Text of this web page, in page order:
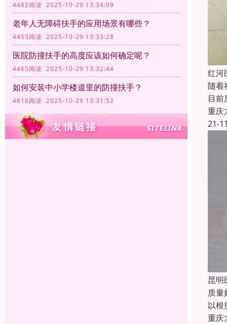
4482阅读 2025-10-29 13:34:09
老年人无障碍扶手的应用场景有哪些？
4453阅读 2025-10-29 13:33:28
医院防撞扶手的高度应该如何确定呢？
4465阅读 2025-10-29 13:32:44
如何安装中小学楼道里的防撞扶手？
4616阅读 2025-10-29 13:31:52
红河
随着
目
重庆
21-
昆明
质
以根
重庆